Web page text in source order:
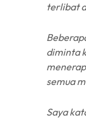
terlibat
diminta
semua
Saya